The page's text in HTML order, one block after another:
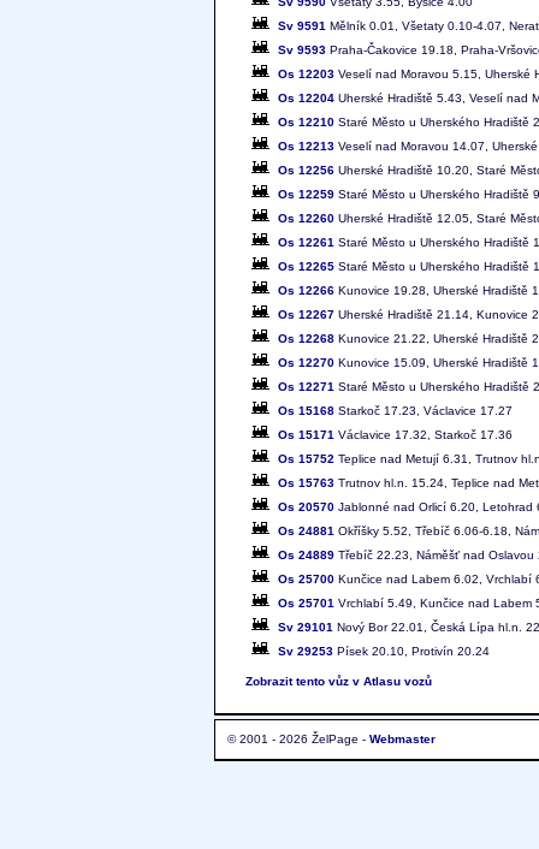
Sv 9591 Mělník 0.01, Všetaty 0.10-4.07,
Sv 9593 Praha-Čakovice 19.18, Praha-
Os 12203 Veselí nad Moravou 5.15, Uherské
Os 12204 Uherské Hradiště 5.43, Veselí nad
Os 12210 Staré Město u Uherského Hradiště
Os 12213 Veselí nad Moravou 14.07,
Os 12256 Uherské Hradiště 10.20, Staré
Os 12259 Staré Město u Uherského Hradiště
Os 12260 Uherské Hradiště 12.05, Staré
Os 12261 Staré Město u Uherského Hradiště
Os 12265 Staré Město u Uherského Hradiště
Os 12266 Kunovice 19.28, Uherské Hradiště
Os 12267 Uherské Hradiště 21.14, Kunovice
Os 12268 Kunovice 21.22, Uherské Hradiště
Os 12270 Kunovice 15.09, Uherské Hradiště
Os 12271 Staré Město u Uherského Hradiště
Os 15168 Starkoč 17.23, Václavice 17.27
Os 15171 Václavice 17.32, Starkoč 17.36
Os 15752 Teplice nad Metují 6.31, Trutnov
Os 15763 Trutnov hl.n. 15.24, Teplice nad
Os 20570 Jablonné nad Orlicí 6.20, Letohrad
Os 24881 Okříšky 5.52, Třebíč 6.06-6.18,
Os 24889 Třebíč 22.23, Náměšť nad Oslavou
Os 25700 Kunčice nad Labem 6.02, Vrchlabí
Os 25701 Vrchlabí 5.49, Kunčice nad Labem
Sv 29101 Nový Bor 22.01, Česká Lípa hl.n.
Sv 29253 Písek 20.10, Protivín 20.24
Zobrazit tento vůz v Atlasu vozů
© 2001 - 2026 ŽelPage - Webmaster